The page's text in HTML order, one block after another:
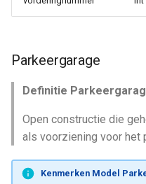
Parkeergarage
Definitie
Open constructie die
als voorziening voor het
Kenmerken Model